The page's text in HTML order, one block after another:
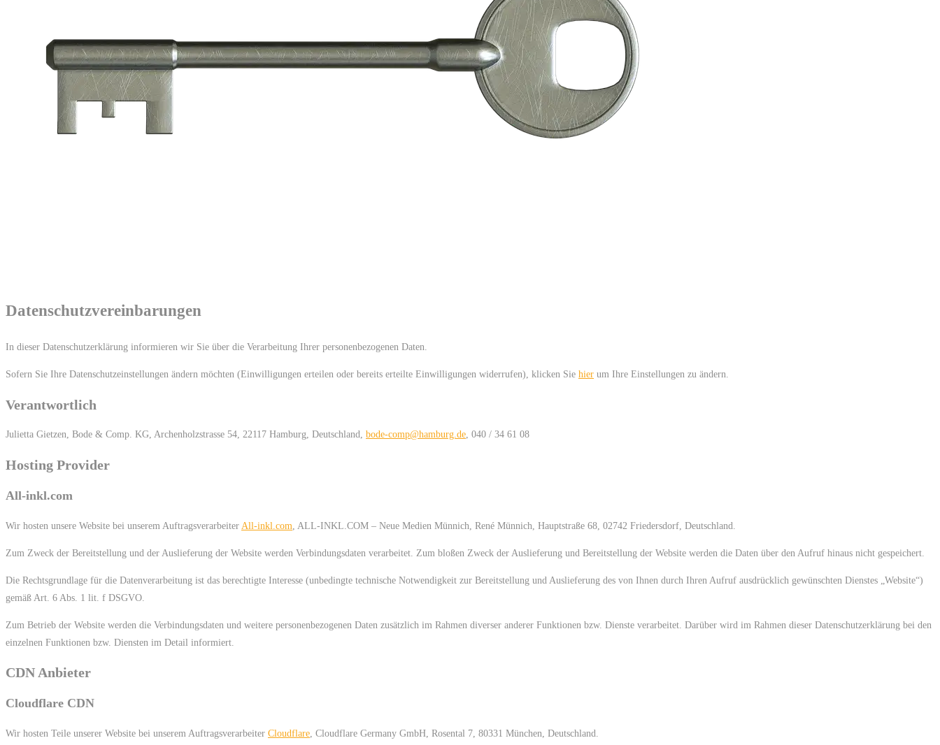
Datenschutzvereinbarungen
In dieser Datenschutzerklärung informieren wir Sie über die Verarbeitung Ihrer personenbezogenen Daten.
Sofern Sie Ihre Datenschutzeinstellungen ändern möchten (Einwilligungen erteilen oder bereits erteilte Einwilligungen widerrufen), klicken Sie hier um Ihre Einstellungen zu ändern.
Verantwortlich
Julietta Gietzen, Bode & Comp. KG, Archenholzstrasse 54, 22117 Hamburg, Deutschland, bode-comp@hamburg.de, 040 / 34 61 08
Hosting Provider
All-inkl.com
Wir hosten unsere Website bei unserem Auftragsverarbeiter All-inkl.com , ALL-INKL.COM – Neue Medien Münnich, René Münnich, Hauptstraße 68, 02742 Friedersdorf, Deutschland.
Zum Zweck der Bereitstellung und der Auslieferung der Website werden Verbindungsdaten verarbeitet. Zum bloßen Zweck der Auslieferung und Bereitstellung der Website werden die Daten über den Aufruf hinaus nicht gespeichert.
Die Rechtsgrundlage für die Datenverarbeitung ist das berechtigte Interesse (unbedingte technische Notwendigkeit zur Bereitstellung und Auslieferung des von Ihnen durch Ihren Aufruf ausdrücklich gewünschten Dienstes „Website“)
gemäß Art. 6 Abs. 1 lit. f DSGVO.
Zum Betrieb der Website werden die Verbindungsdaten und weitere personenbezogenen Daten zusätzlich im Rahmen diverser anderer Funktionen bzw. Dienste verarbeitet. Darüber wird im Rahmen dieser Datenschutzerklärung bei den
einzelnen Funktionen bzw. Diensten im Detail informiert.
CDN Anbieter
Cloudflare CDN
Wir hosten Teile unserer Website bei unserem Auftragsverarbeiter Cloudflare, Cloudflare Germany GmbH, Rosental 7, 80331 München, Deutschland.